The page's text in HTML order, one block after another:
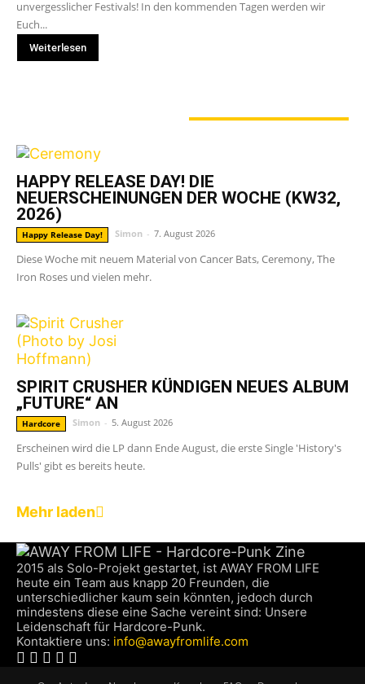
unvergesslicher Festivals! In den kommenden Tagen werden wir
Euch...
Weiterlesen
HAPPY RELEASE DAY! DIE
NEUERSCHEINUNGEN DER WOCHE (KW32,
2026)
Happy Release Day! Simon - 7. August 2026
Diese Woche mit neuem Material von Cancer Bats, Ceremony, The
Iron Roses und vielen mehr.
SPIRIT CRUSHER KÜNDIGEN NEUES ALBUM
„FUTURE“ AN
Hardcore Simon - 5. August 2026
Erscheinen wird die LP dann Ende August, die erste Single 'History's
Pulls' gibt es bereits heute.
Mehr laden
2015 als Solo-Projekt gestartet, ist AWAY FROM LIFE
heute ein Team aus knapp 20 Freunden, die
unterschiedlicher kaum sein könnten, jedoch durch
mindestens diese eine Sache vereint sind: Unsere
Leidenschaft für Hardcore-Punk.
Kontaktiere uns: info@awayfromlife.com